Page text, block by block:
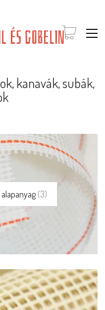
kanavák, subák,
(3)